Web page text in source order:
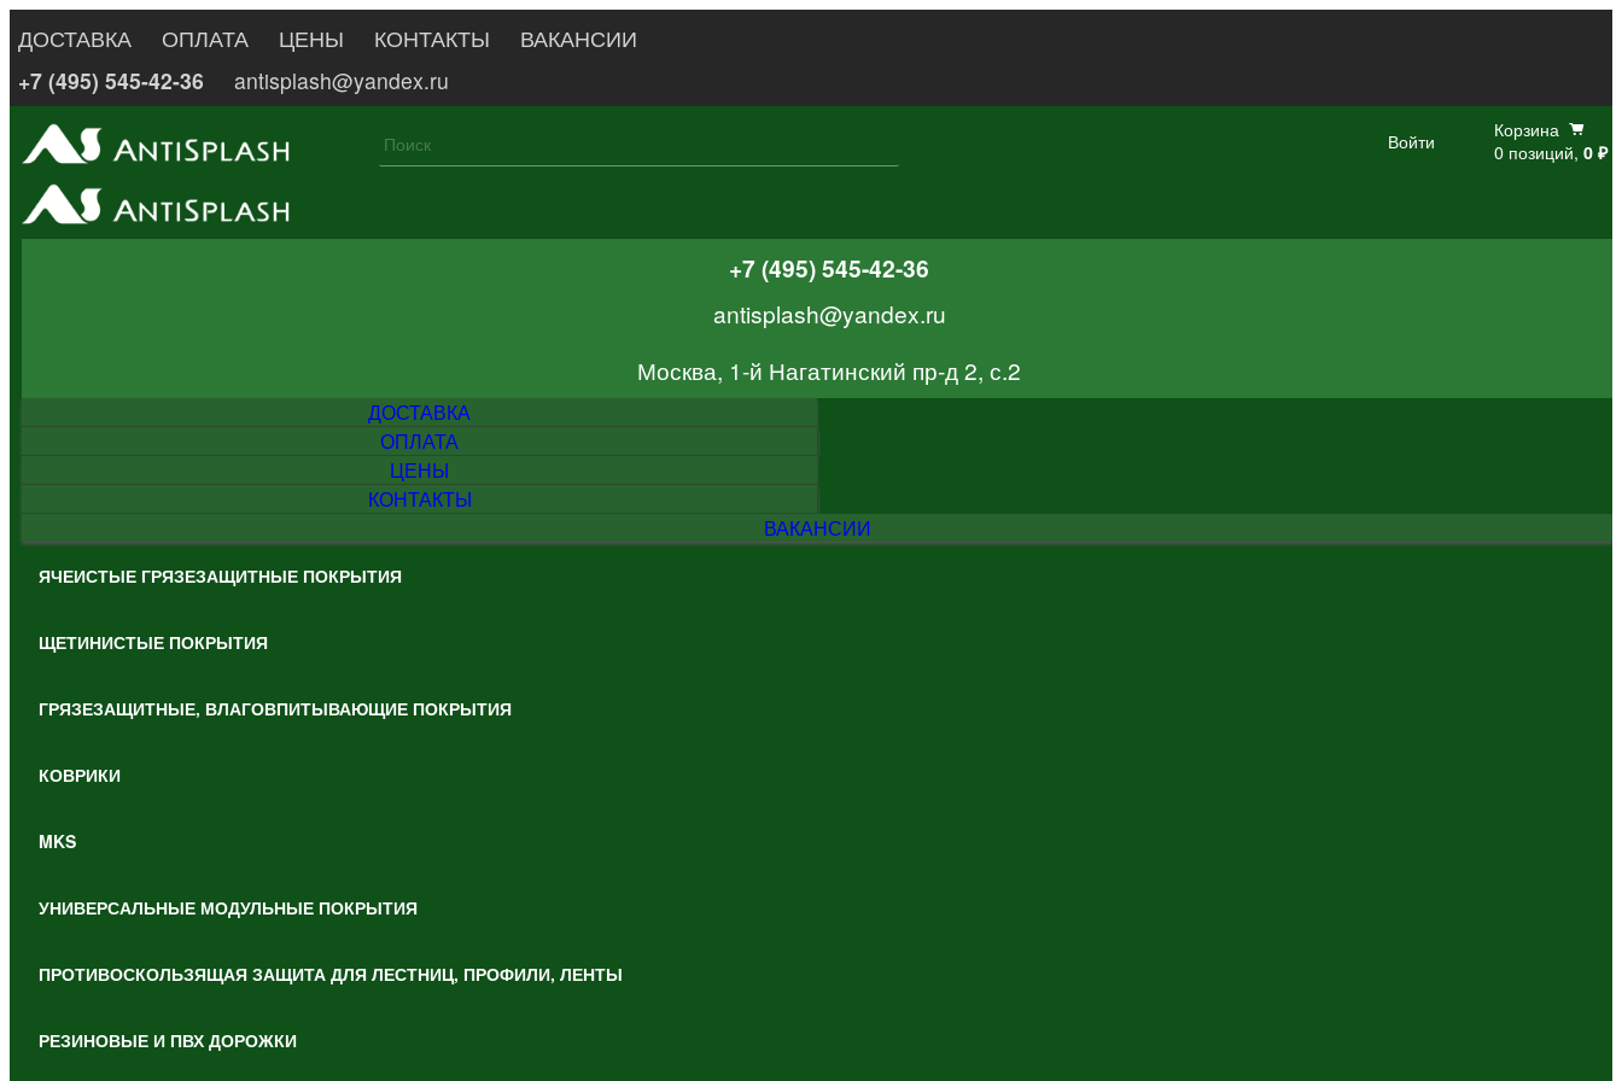
ДОСТАВКА ОПЛАТА ЦЕНЫ КОНТАКТЫ
ВАКАНСИИ
+7 (495) 545-42-36
antisplash@yandex.ru
Войти
Корзина
0 позиций, 0 ₽
+7 (495) 545-42-36
antisplash@yandex.ru
Москва, 1-й Нагатинский пр-д 2, с.2
ДОСТАВКА
ОПЛАТА
ЦЕНЫ
КОНТАКТЫ
ВАКАНСИИ
ЯЧЕИСТЫЕ ГРЯЗЕЗАЩИТНЫЕ ПОКРЫТИЯ
ЩЕТИНИСТЫЕ ПОКРЫТИЯ
ГРЯЗЕЗАЩИТНЫЕ, ВЛАГОВПИТЫВАЮЩИЕ ПОКРЫТИЯ
КОВРИКИ
MKS
УНИВЕРСАЛЬНЫЕ МОДУЛЬНЫЕ ПОКРЫТИЯ
ПРОТИВОСКОЛЬЗЯЩАЯ ЗАЩИТА ДЛЯ ЛЕСТНИЦ, ПРОФИЛИ, ЛЕНТЫ
РЕЗИНОВЫЕ И ПВХ ДОРОЖКИ